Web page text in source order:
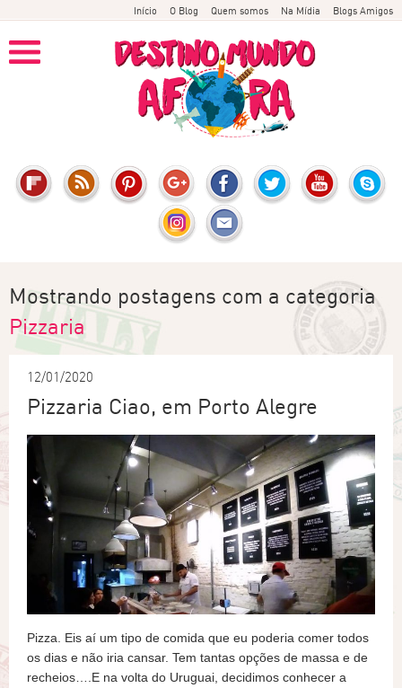
Início O Blog Quem somos Na Mídia Blogs Amigos
Mostrando postagens com a categoria
Pizzaria
12/01/2020
Pizzaria Ciao, em Porto Alegre
Pizza. Eis aí um tipo de comida que eu poderia comer todos
os dias e não iria cansar. Tem tantas opções de massa e de
recheios….E na volta do Uruguai, decidimos conhecer a